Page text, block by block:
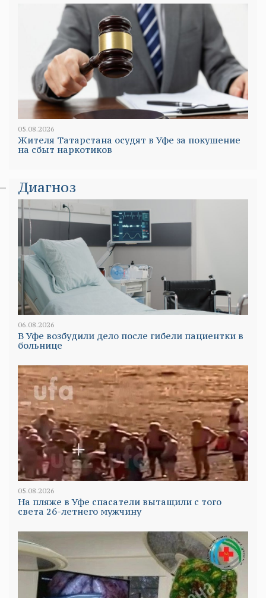
05.08.2026
Жителя Татарстана осудят в Уфе за покушение
на сбыт наркотиков
Диагноз
06.08.2026
В Уфе возбудили дело после гибели пациентки в
больнице
05.08.2026
На пляже в Уфе спасатели вытащили с того
света 26-летнего мужчину